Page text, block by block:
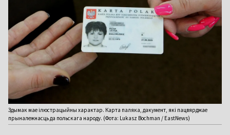
Здымак мае ілюстрацыйны характар. Карта паляка, дакумент, які пацвярджае
прыналежнасць да польскага народу. (Фота: Lukasz Bochman / EastNews)